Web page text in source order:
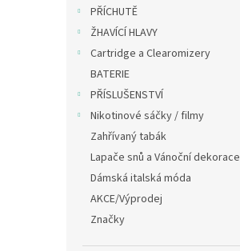
PŘÍCHUTĚ
ŽHAVÍCÍ HLAVY
Cartridge a Clearomizery
BATERIE
PŘÍSLUŠENSTVÍ
Nikotinové sáčky / filmy
Zahřívaný tabák
Lapače snů a Vánoční dekorace
Dámská italská móda
AKCE/Výprodej
Značky